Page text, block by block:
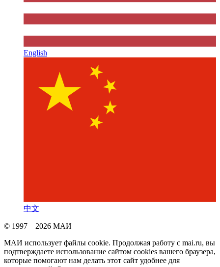
English
中文
© 1997—2026 МАИ
МАИ использует файлы cookie. Продолжая работу с mai.ru, вы
подтверждаете использование сайтом cookies вашего браузера,
которые помогают нам делать этот сайт удобнее для